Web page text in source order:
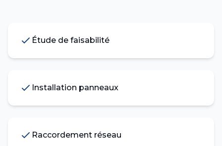
Étude de faisabilité
Installation panneaux
Raccordement réseau